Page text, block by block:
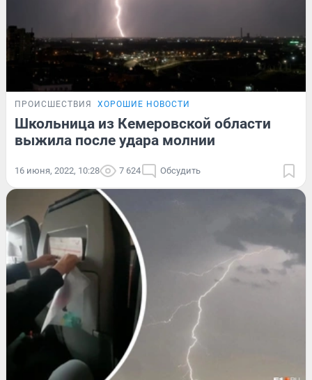
ПРОИСШЕСТВИЯ ХОРОШИЕ НОВОСТИ
Школьница из Кемеровской области
выжила после удара молнии
16 июня, 2022, 10:28 7 624 Обсудить